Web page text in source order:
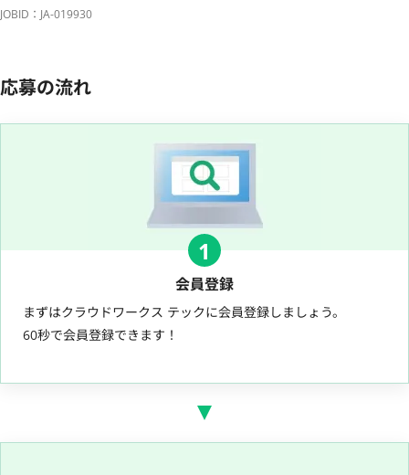
JOBID：JA-019930
応募の流れ
1
会員登録
まずはクラウドワークス テックに会員登録しましょう。
60秒で会員登録できます！